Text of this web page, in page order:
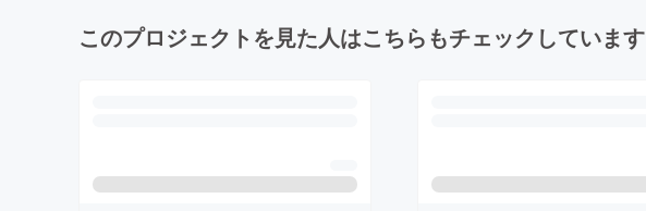
このプロジェクトを見た人はこちらもチェックしています